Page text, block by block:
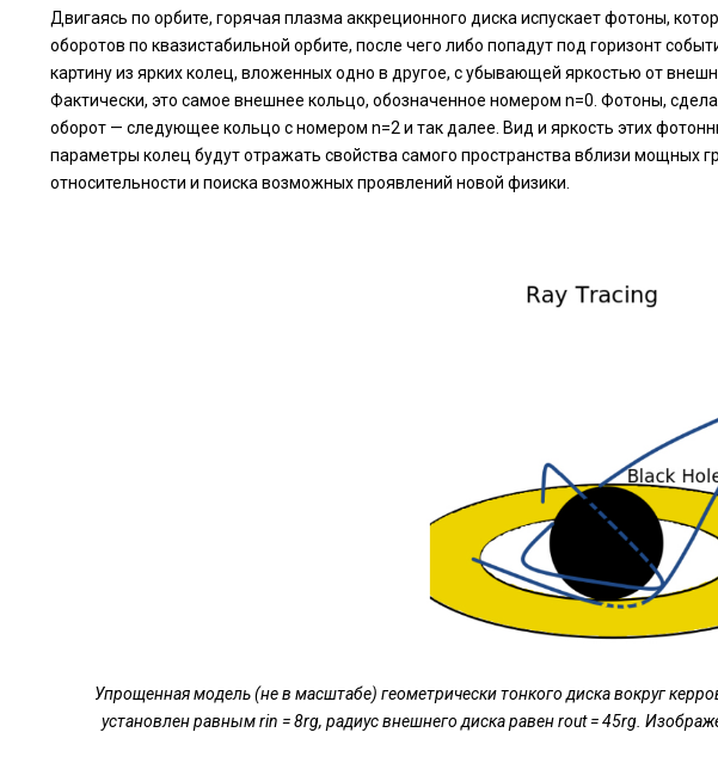
Двигаясь по орбите, горячая плазма аккреционного диска испускает фотоны,
оборотов по квазистабильной орбите, после чего либо попадут под горизонт
картину из ярких колец, вложенных одно в другое, с убывающей яркостью от
Фактически, это самое внешнее кольцо, обозначенное номером n=0. Фотоны,
оборот — следующее кольцо с номером n=2 и так далее. Вид и яркость этих
параметры колец будут отражать свойства самого пространства вблизи
относительности и поиска возможных проявлений новой физики.
Упрощенная модель (не в масштабе) геометрически тонкого диска вокруг
установлен равным rin = 8rg, радиус внешнего диска равен rout = 45rg.